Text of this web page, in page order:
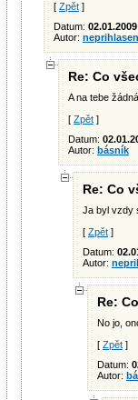
[ Zpět ]
Datum: 02.01.2009
Autor:
Re: Co
A na tebe
[ Zpět ]
Datum:
Autor: básník
Re: Co
Ja byl vzdy
[ Zpět ]
Datum:
Autor:
Re:
No jo,
[ Zpět ]
Datum:
Autor: